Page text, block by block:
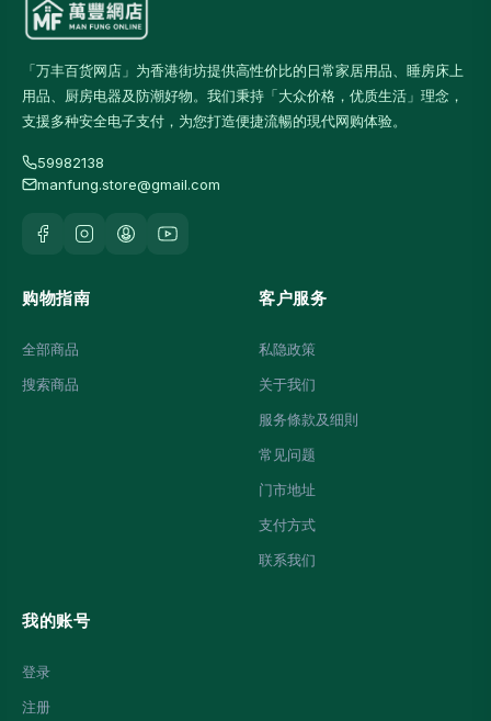
「万丰百货网店」为香港街坊提供高性价比的日常家居用品、睡房床上
用品、厨房电器及防潮好物。我们秉持「大众价格，优质生活」理念，
支援多种安全电子支付，为您打造便捷流暢的現代网购体验。
59982138
manfung.store@gmail.com
购物指南
全部商品
搜索商品
客户服务
私隐政策
关于我们
服务條款及细則
常见问题
门市地址
支付方式
联系我们
我的账号
登录
注册